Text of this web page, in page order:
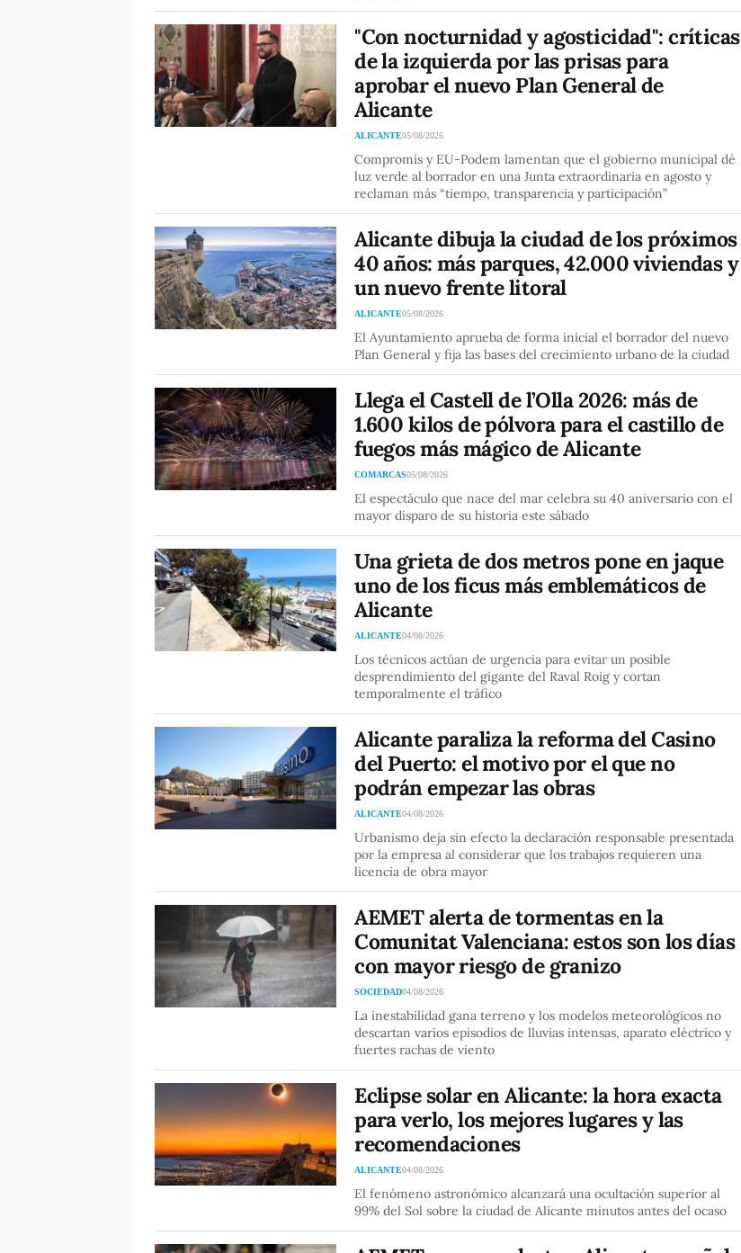
"Con nocturnidad y agosticidad": críticas
de la izquierda por las prisas para
aprobar el nuevo Plan General de
Alicante
ALICANTE05/08/2026
Compromís y EU-Podem lamentan que el gobierno municipal dé
luz verde al borrador en una Junta extraordinaria en agosto y
reclaman más “tiempo, transparencia y participación”
Alicante dibuja la ciudad de los próximos
40 años: más parques, 42.000 viviendas y
un nuevo frente litoral
ALICANTE05/08/2026
El Ayuntamiento aprueba de forma inicial el borrador del nuevo
Plan General y fija las bases del crecimiento urbano de la ciudad
Llega el Castell de l’Olla 2026: más de
1.600 kilos de pólvora para el castillo de
fuegos más mágico de Alicante
COMARCAS05/08/2026
El espectáculo que nace del mar celebra su 40 aniversario con el
mayor disparo de su historia este sábado
Una grieta de dos metros pone en jaque
uno de los ficus más emblemáticos de
Alicante
ALICANTE04/08/2026
Los técnicos actúan de urgencia para evitar un posible
desprendimiento del gigante del Raval Roig y cortan
temporalmente el tráfico
Alicante paraliza la reforma del Casino
del Puerto: el motivo por el que no
podrán empezar las obras
ALICANTE04/08/2026
Urbanismo deja sin efecto la declaración responsable presentada
por la empresa al considerar que los trabajos requieren una
licencia de obra mayor
AEMET alerta de tormentas en la
Comunitat Valenciana: estos son los días
con mayor riesgo de granizo
SOCIEDAD04/08/2026
La inestabilidad gana terreno y los modelos meteorológicos no
descartan varios episodios de lluvias intensas, aparato eléctrico y
fuertes rachas de viento
Eclipse solar en Alicante: la hora exacta
para verlo, los mejores lugares y las
recomendaciones
ALICANTE04/08/2026
El fenómeno astronómico alcanzará una ocultación superior al
99% del Sol sobre la ciudad de Alicante minutos antes del ocaso